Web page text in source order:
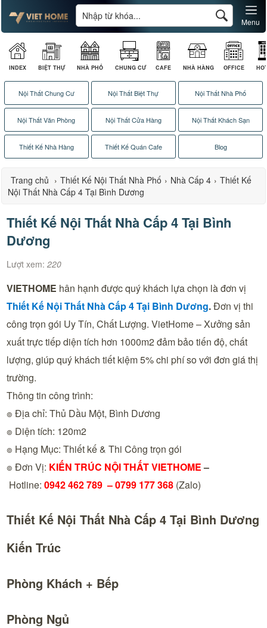
INDEX BIỆT THỰ NHÀ PHỐ CHUNG CƯ CAFE NHÀ HÀNG OFFICE
Menu
Nội Thất Chung Cư Nội Thất Biệt Thự Nội Thất Nhà Phố
Nội Thất Văn Phòng Nội Thất Cửa Hàng Nội Thất Khách Sạn
Thiết Kế Nhà Hàng Thiết Kế Quán Cafe Blog
Trang chủ › Thiết Kế Nội Thất Nhà Phố › Nhà Cấp 4 › Thiết Kế
Nội Thất Nhà Cấp 4 Tại Bình Dương
Thiết Kế Nội Thất Nhà Cấp 4 Tại Bình
Dương
Lượt xem:220
VIETHOME hân hạnh được quý khách lựa chọn là đơn vị
Thiết Kế Nội Thất Nhà Cấp 4 Tại Bình Dương.Đơn vị thi
công trọn gói Uy Tín, Chất Lượng. VietHome – Xưởng sản
xuất trực tiếp diện tích hơn 1000m2 đảm bảo tiến độ, chất
lượng, giúp quý khách tiết kiệm 5% chi phí so với đơn giá thị
trường.
Thông tin công trình:
๏ Địa chỉ: Thủ Dầu Một, Bình Dương
๏ Diện tích: 120m2
๏ Hạng Mục: Thiết kế & Thi Công trọn gói
๏ Đơn Vị: KIẾN TRÚC NỘI THẤT VIETHOME–
Hotline:0942 462 789 –0799 177 368 (Zalo)
Thiết Kế Nội Thất Nhà Cấp 4 Tại Bình Dương
Kiến Trúc
Phòng Khách + Bếp
Phòng Ngủ